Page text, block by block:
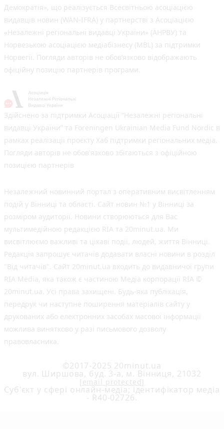
Демократія», що реалізується Всесвітньою асоціацією
видавців новин (WAN-IFRA) у партнерстві з Асоціацією
«Незалежні регіональні видавці України» (АНРВУ) та
Норвезькою асоціацією медіабізнесу (MBL) за підтримки
Норвегії. Погляди авторів не обов’язково відображають
офіційну позицію партнерів програми.
Здійснено за підтримки Асоціації “Незалежні регіональні
видавці України” та Foreningen Ukrainian Media Fund Nordic в
рамках реалізації проєкту Хаб підтримки регіональних медіа.
Погляди авторів не обов'язково збігаються з офіційною
позицією партнерів
Незалежний новинний портал з оперативним висвітленням
подій у Вінниці та області. Сайт новин №1 у Вінниці за
розміром аудиторії. Новини створюються для Вас
мультимедійною редакцією RIA та 20minut.ua. Ми
висвітлюємо важливі та цікаві події, людей, життя Вінниці.
Редакція запрошує читачів додавати власні новини в розділ
"Від читачів". Сайт 20minut.ua входить до видавничої групи
RIA Media, яка також є частиною Медіа корпорації RIA ©
20minut.ua. Усі права захищені. Будь-яка публiкацiя,
передрук чи наступне поширення матеріалів сайту у
друкованих або електронних засобах масової інформації
можлива винятково у разі письмового дозволу
правовласника.
©2017-2025 20minut.ua
вул. Ширшова, буд. 3-а, м. Вінниця, 21032
[email protected]
Cуб'єкт у сфері онлайн-медіа; ідентифікатор медіа
- R40-02726.